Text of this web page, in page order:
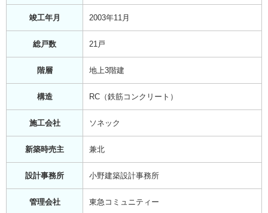
竣工年月 2003年11月
総戸数 21戸
階層 地上3階建
構造 RC（鉄筋コンクリート）
施工会社 ソネック
新築時売主 兼北
設計事務所 小野建築設計事務所
管理会社 東急コミュニティー